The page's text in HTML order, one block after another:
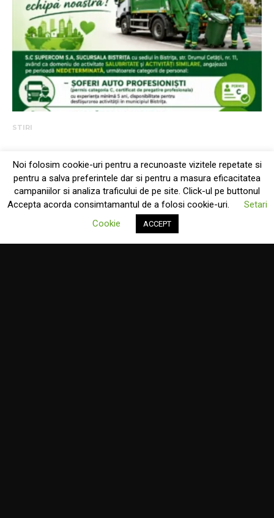
STIRI
Supercom S.A, Sucursala...
iulie 13, 2026
Noi folosim cookie-uri pentru a recunoaste vizitele repetate si
pentru a salva preferintele dar si pentru a masura eficacitatea
campaniilor si analiza traficului de pe site. Click-ul pe buttonul
Accepta acorda consimtamantul de a folosi cookie-uri.
Setari
Cookie
ACCEPT